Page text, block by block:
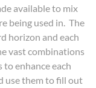
available to mix
being used in. The
horizon and each
vast combinations
enhance each
use them to fill out